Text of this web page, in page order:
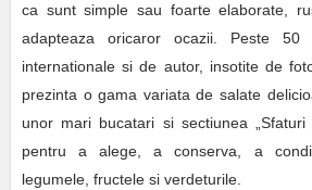
ca sunt simple sau foarte elaborate,
adapteaza oricaror ocazii. Peste 50
internationale si de autor, insotite de
prezinta o gama variata de salate
unor mari bucatari si sectiunea
pentru a alege, a conserva, a
legumele, fructele si verdeturile.